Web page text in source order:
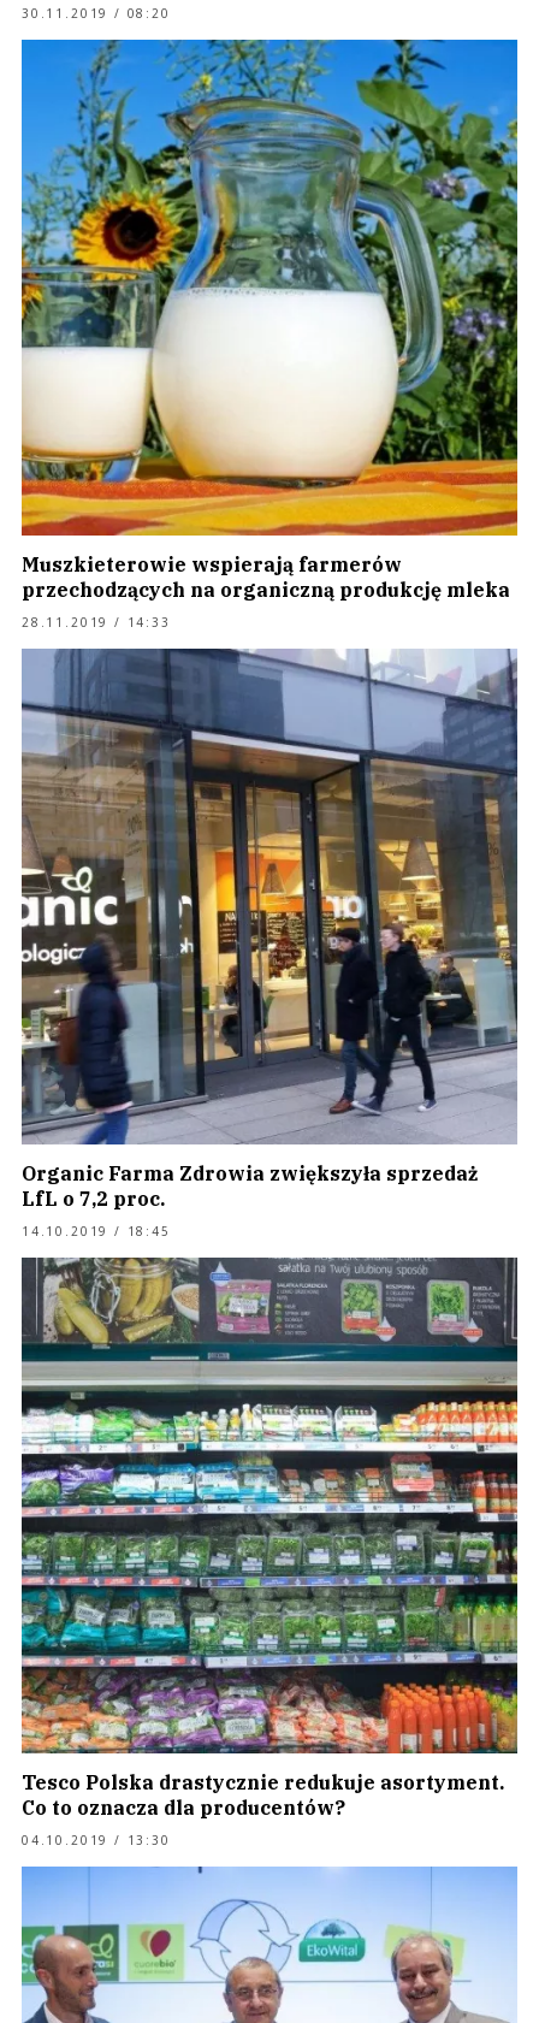
30.11.2019 / 08:20
Muszkieterowie wspierają farmerów
przechodzących na organiczną produkcję mleka
28.11.2019 / 14:33
Organic Farma Zdrowia zwiększyła sprzedaż
LfL o 7,2 proc.
14.10.2019 / 18:45
Tesco Polska drastycznie redukuje asortyment.
Co to oznacza dla producentów?
04.10.2019 / 13:30